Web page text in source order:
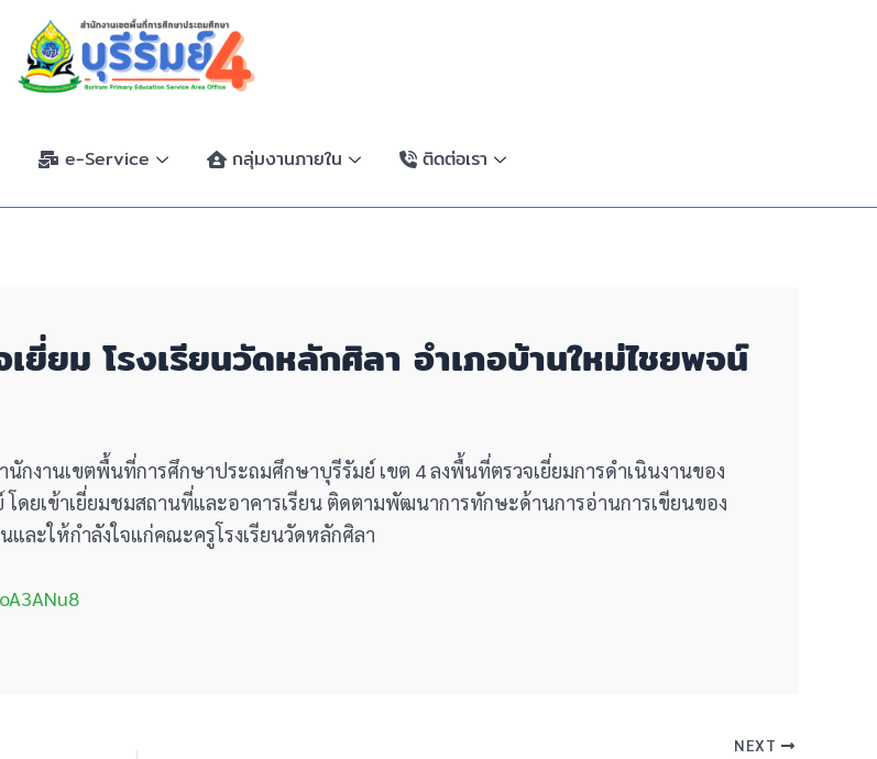
e-Service กลุ่มงานภายใน ติดต่อเรา
ยม โรงเรียนวัดหลักศิลา อำเภอบ้านใหม่ไชยพจน์
กงานเขตพื้นที่การศึกษาประถมศึกษาบุรีรัมย์ เขต 4 ลงพื้นที่ตรวจเยี่ยมการดำเนินงานของ
ดยเข้าเยี่ยมชมสถานที่และอาคารเรียน ติดตามพัฒนาการทักษะด้านการอ่านการเขียนของ
ละให้กำลังใจแก่คณะครูโรงเรียนวัดหลักศิลา
NEXT